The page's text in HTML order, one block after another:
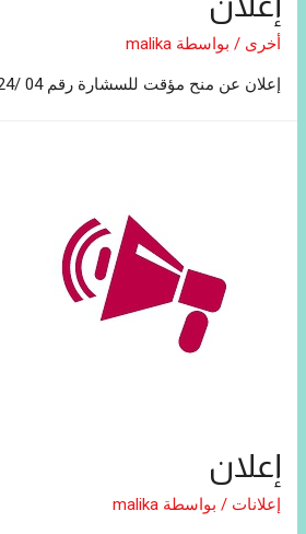
أخرى / بواسطة malika
إعلان عن منح مؤقت للسشارة رقم 04 /2024
إعلان
إعلانات / بواسطة malika